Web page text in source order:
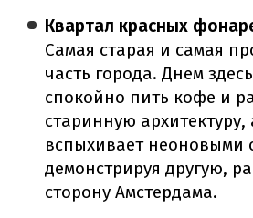
Квартал красных
Самая старая и самая
часть города. Днем
спокойно пить кофе и
старинную
вспыхивает неоновыми
демонстрируя другую,
сторону Амстердама.